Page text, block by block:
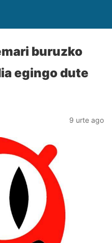
buruzko
egingo dute
9 urte ago